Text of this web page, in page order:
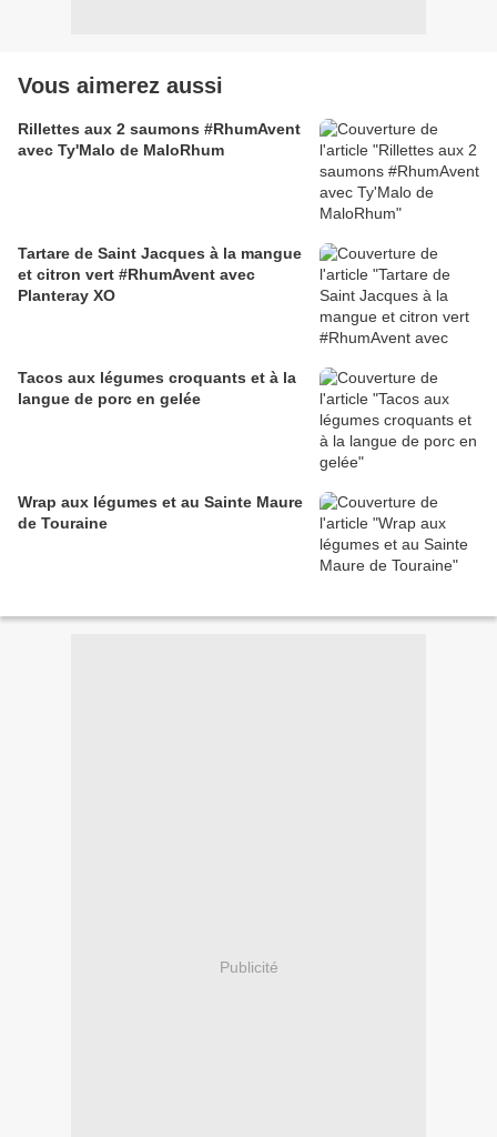
Vous aimerez aussi
Rillettes aux 2 saumons #RhumAvent
avec Ty'Malo de MaloRhum
Tartare de Saint Jacques à la mangue
et citron vert #RhumAvent avec
Planteray XO
Tacos aux légumes croquants et à la
langue de porc en gelée
Wrap aux légumes et au Sainte Maure
de Touraine
Publicité